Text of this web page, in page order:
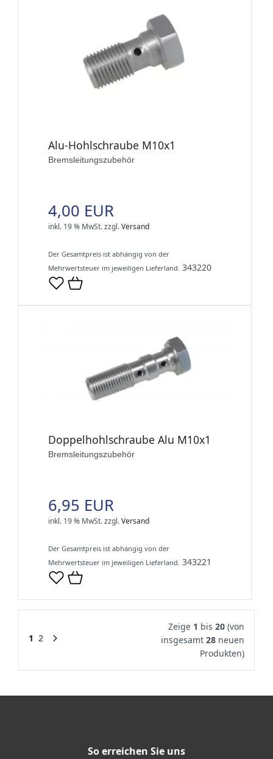
Alu-Hohlschraube M10x1
Bremsleitungszubehör
4,00 EUR
inkl. 19 % MwSt.zzgl.Versand
Der Gesamtpreis ist abhängig von der
Mehrwertsteuer im jeweiligen Lieferland. 343220
Doppelhohlschraube Alu M10x1
Bremsleitungszubehör
6,95 EUR
inkl. 19 % MwSt.zzgl.Versand
Der Gesamtpreis ist abhängig von der
Mehrwertsteuer im jeweiligen Lieferland. 343221
1 2
Zeige 1 bis 20 (von
insgesamt 28 neuen
Produkten)
So erreichen Sie uns